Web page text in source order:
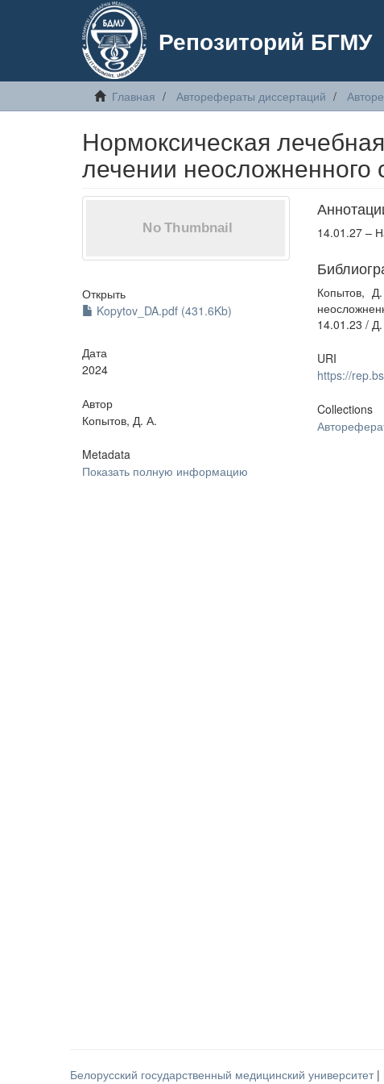
Репозиторий БГМУ
Главная Авторефераты диссертаций
Нормоксическая
лечении
Открыть
Kopytov_DA.pdf (431.6Kb)
Дата
2024
Автор
Копытов, Д. А.
Metadata
Показать полную информацию
14.01.27 –
Копытов,
14.01.23 /
URI
https://
Collections
Белорусский государственный медицинский университет |